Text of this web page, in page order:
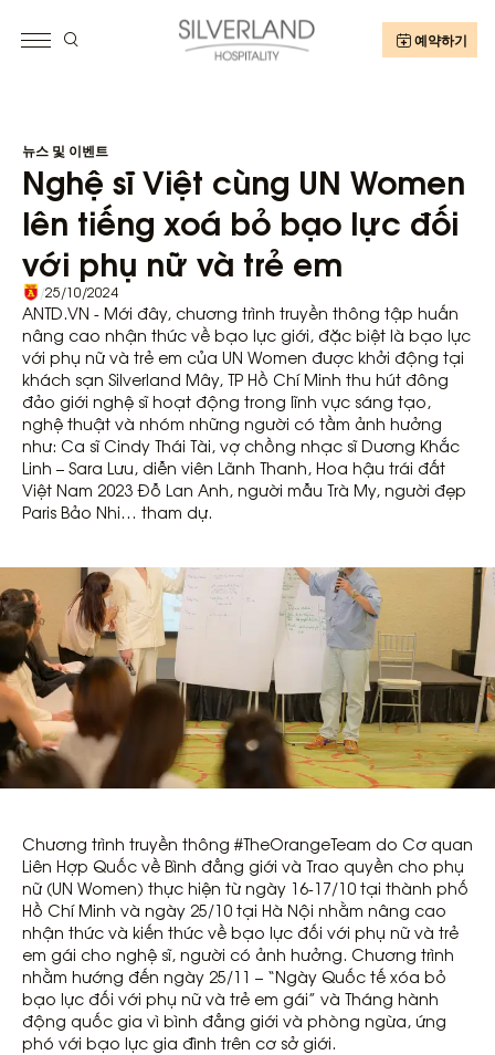
예약하기
뉴스 및 이벤트
Nghệ sĩ Việt cùng UN Women
lên tiếng xoá bỏ bạo lực đối
với phụ nữ và trẻ em
/25/10/2024
ANTD.VN - Mới đây, chương trình truyền thông tập huấn
nâng cao nhận thức về bạo lực giới, đặc biệt là bạo lực
với phụ nữ và trẻ em của UN Women được khởi động tại
khách sạn Silverland Mây, TP Hồ Chí Minh thu hút đông
đảo giới nghệ sĩ hoạt động trong lĩnh vực sáng tạo,
nghệ thuật và nhóm những người có tầm ảnh hưởng
như: Ca sĩ Cindy Thái Tài, vợ chồng nhạc sĩ Dương Khắc
Linh – Sara Lưu, diễn viên Lãnh Thanh, Hoa hậu trái đất
Việt Nam 2023 Đỗ Lan Anh, người mẫu Trà My, người đẹp
Paris Bảo Nhi… tham dự.
Chương trình truyền thông #TheOrangeTeam do Cơ quan
Liên Hợp Quốc về Bình đẳng giới và Trao quyền cho phụ
nữ (UN Women) thực hiện từ ngày 16-17/10 tại thành phố
Hồ Chí Minh và ngày 25/10 tại Hà Nội nhằm nâng cao
nhận thức và kiến thức về bạo lực đối với phụ nữ và trẻ
em gái cho nghệ sĩ, người có ảnh hưởng. Chương trình
nhằm hướng đến ngày 25/11 – “Ngày Quốc tế xóa bỏ
bạo lực đối với phụ nữ và trẻ em gái” và Tháng hành
động quốc gia vì bình đẳng giới và phòng ngừa, ứng
phó với bạo lực gia đình trên cơ sở giới.